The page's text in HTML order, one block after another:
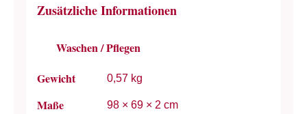
Zusätzliche Informationen
Waschen / Pflegen
Gewicht
0,57 kg
Maße 98 × 69 × 2 cm